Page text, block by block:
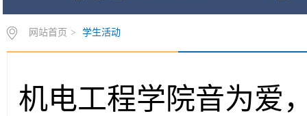
网站首页 > 学生活动
机电工程学院音为爱